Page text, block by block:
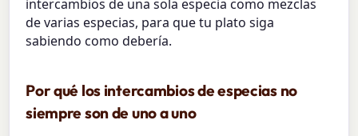
intercambios de una sola especia como mezclas
de varias especias, para que tu plato siga
sabiendo como debería.
Por qué los intercambios de especias no
siempre son de uno a uno